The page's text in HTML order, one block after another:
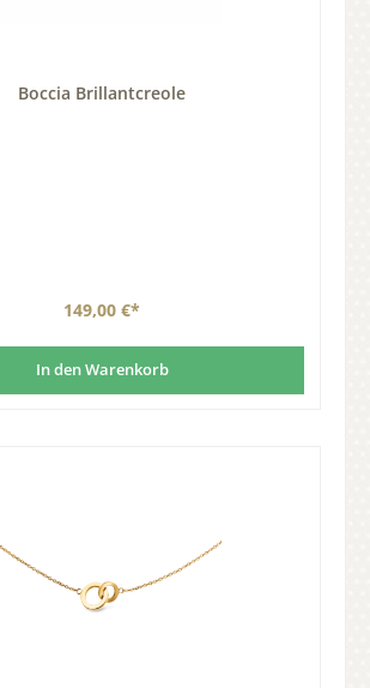
Boccia Brillantcreole
149,00 €*
In den Warenkorb